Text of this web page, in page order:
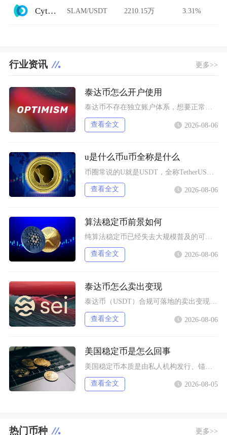
Cytoswap SLAM/USDT 2210.15万 3.31%
行业资讯 更多>>
泰达币怎么开户使用
泰达币不存在独立账户体系，想要正常使用泰达币，主要分为中心化交易平台开户和去中心化钱包创建
查看全文 2026-08-06
u是什么币u币全称是什么
查看全文 2026-08-06
算法稳定币前景如何
查看全文 2026-08-06
泰达币怎么卖出变现
泰达币（USDT）合规可落地的卖出变现主流路径为头部加密交易平台C2C点对点交易，完整操作
查看全文 2026-08-06
美国稳定币是怎么回事
查看全文 2026-08-05
热门币种 更多>>